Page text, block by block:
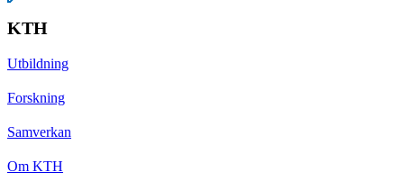
KTH
Utbildning
Forskning
Samverkan
Om KTH